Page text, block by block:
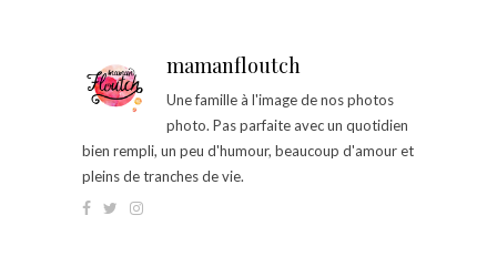
mamanfloutch
Une famille à l'image de nos photos
photo. Pas parfaite avec un quotidien
bien rempli, un peu d'humour, beaucoup d'amour et
pleins de tranches de vie.